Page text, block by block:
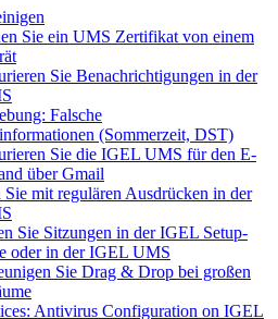
Sie ein UMS Zertifikat von einem
Sie Benachrichtigungen in der
Falsche
(Sommerzeit, DST)
Sie die IGEL UMS für den E-
über Gmail
Sie mit regulären Ausdrücken in der
Sie Sitzungen in der IGEL Setup-
oder in der IGEL UMS
Sie Drag & Drop bei großen
Antivirus Configuration on IGEL